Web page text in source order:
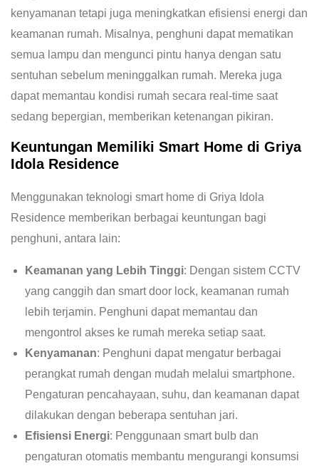
kenyamanan tetapi juga meningkatkan efisiensi energi dan
keamanan rumah. Misalnya, penghuni dapat mematikan
semua lampu dan mengunci pintu hanya dengan satu
sentuhan sebelum meninggalkan rumah. Mereka juga
dapat memantau kondisi rumah secara real-time saat
sedang bepergian, memberikan ketenangan pikiran.
Keuntungan Memiliki Smart Home di Griya
Idola Residence
Menggunakan teknologi smart home di Griya Idola
Residence memberikan berbagai keuntungan bagi
penghuni, antara lain:
Keamanan yang Lebih Tinggi: Dengan sistem CCTV
yang canggih dan smart door lock, keamanan rumah
lebih terjamin. Penghuni dapat memantau dan
mengontrol akses ke rumah mereka setiap saat.
Kenyamanan: Penghuni dapat mengatur berbagai
perangkat rumah dengan mudah melalui smartphone.
Pengaturan pencahayaan, suhu, dan keamanan dapat
dilakukan dengan beberapa sentuhan jari.
Efisiensi Energi: Penggunaan smart bulb dan
pengaturan otomatis membantu mengurangi konsumsi